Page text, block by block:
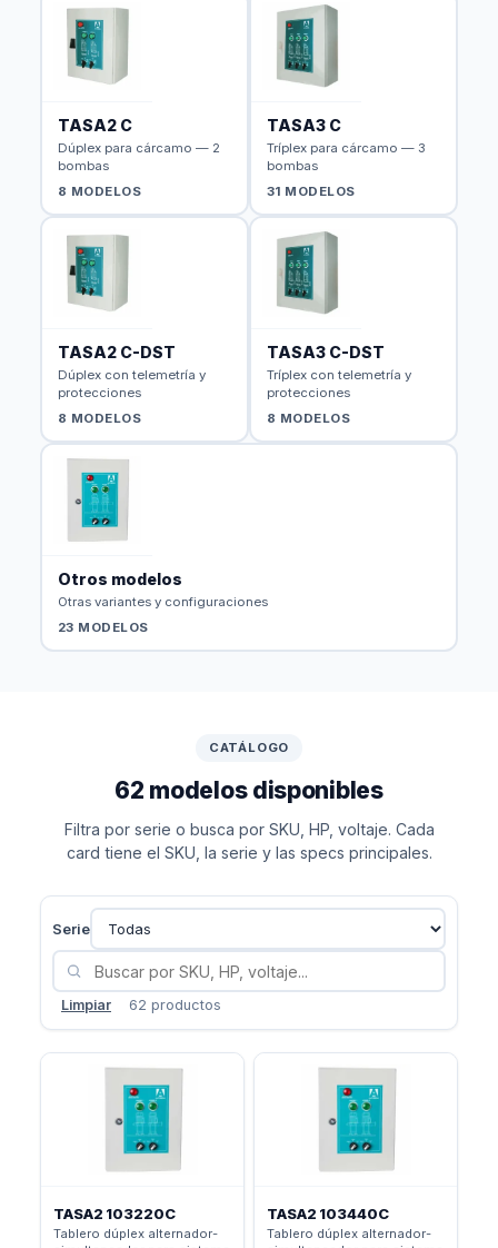
TASA2 C
Dúplex para cárcamo — 2
bombas
8 MODELOS
TASA3 C
Tríplex para cárcamo — 3
bombas
31 MODELOS
TASA2 C-DST
Dúplex con telemetría y
protecciones
8 MODELOS
TASA3 C-DST
Tríplex con telemetría y
protecciones
8 MODELOS
Otros modelos
Otras variantes y configuraciones
23 MODELOS
CATÁLOGO
62 modelos disponibles
Filtra por serie o busca por SKU, HP, voltaje. Cada
card tiene el SKU, la serie y las specs principales.
Serie
Limpiar 62 productos
TASA2 103220C
Tablero dúplex alternador-
TASA2 103440C
Tablero dúplex alternador-